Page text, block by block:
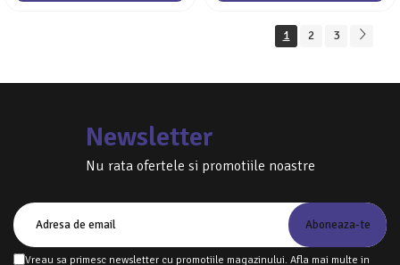
1 2 3
Newsletter
Nu rata ofertele si promotiile noastre
Vreau sa primesc newsletter cu promotiile magazinului. Afla mai multe in